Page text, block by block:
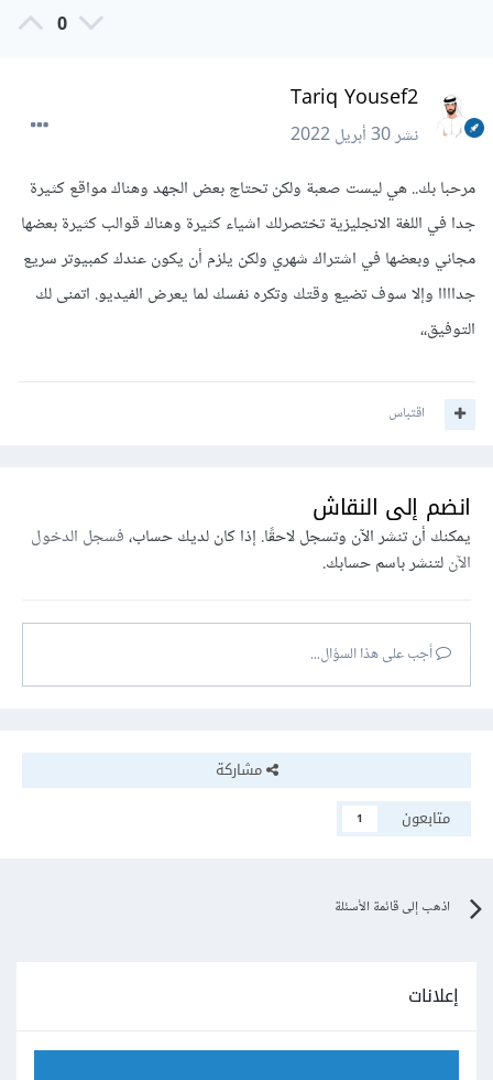
0
Tariq Yousef2
نشر30 أبريل 2022
مرحبا بك.. هي ليست صعبة ولكن تحتاج بعض الجهد وهناك مواقع كثيرة
جدا في اللغة الانجليزية تختصرلك اشياء كثيرة وهناك قوالب كثيرة بعضها
مجاني وبعضها في اشتراك شهري ولكن يلزم أن يكون عندك كمبيوتر سريع
جداااا وإلا سوف تضيع وقتك وتكره نفسك لما يعرض الفيديو. اتمنى لك
التوفيق،،
اقتباس
انضم إلى النقاش
يمكنك أن تنشر الآن وتسجل لاحقًا. إذا كان لديك حساب،فسجل الدخول
الآنلتنشر باسم حسابك.
أجب على هذا السؤال...
مشاركة
متابعون
1
اذهب إلى قائمة الأسئلة
إعلانات